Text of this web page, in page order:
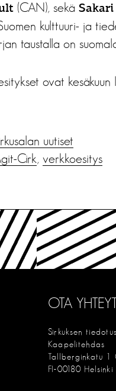
(CAN), sekä
kulttuuri- ja
taustalla on
ovat kesäkuun
uutiset
Cirk, verkkoesitys
OTA
Sirkuksen
Kaapelitehdas
Tallberginkatu 1
FI-00180 Helsinki